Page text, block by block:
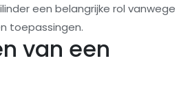
een belangrijke rol vanwege
toepassingen.
van een